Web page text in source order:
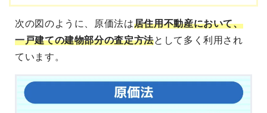
次の図のように、原価法は居住用不動産において、
一戸建ての建物部分の査定方法として多く利用され
ています。